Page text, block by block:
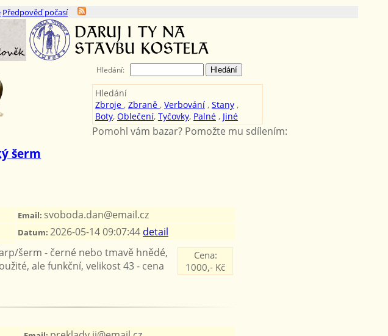
Předpověď počasí
šerm
Hledání:
Hledání
Zbroje , Zbraně , Verbování, Stany,
Boty, Oblečení, Tyčovky, Palné, Jiné
Pomohl vám bazar? Pomožte mu sdílením:
Email: svoboda.dan@email.cz
Datum: 2026-05-14 09:07:44 detail
Cena:
1000,- Kč
šerm - černé nebo tmavě hnědé,
ale funkční, velikost 43 - cena